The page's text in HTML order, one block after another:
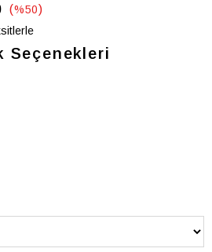
%50
İndirim
Seçenekleri